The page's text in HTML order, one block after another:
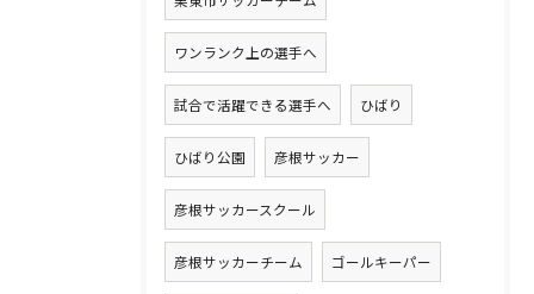
ワンランク上の選手へ
試合で活躍できる選手へ ひばり
ひばり公園 彦根サッカー
彦根サッカースクール
彦根サッカーチーム ゴールキーパー